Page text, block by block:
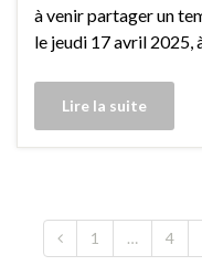
à venir partager un
le jeudi 17 avril 2025,
Lire la suite
1 … 4